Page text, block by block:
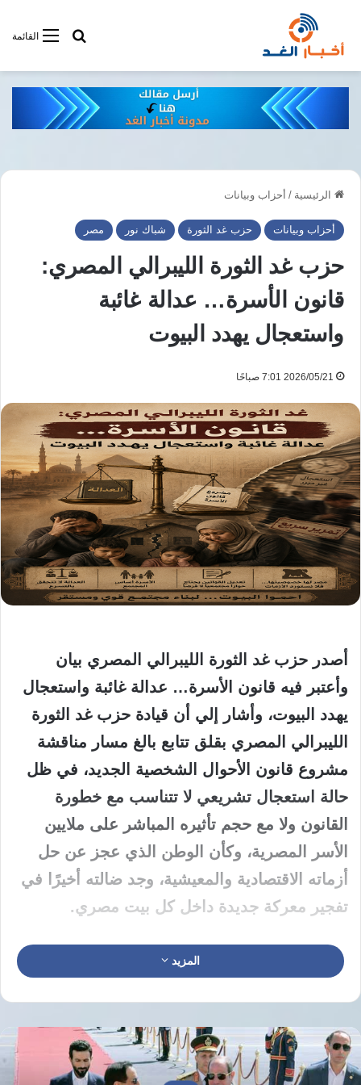
القائمةأبحت فى
الرئيسية / أحزاب وبيانات
أحزاب وبيانات حزب غد الثورة شباك نور مصر
حزب غد الثورة الليبرالي المصري:
قانون الأسرة… عدالة غائبة
واستعجال يهدد البيوت
2026/05/21 7:01 صباحًا
أصدر حزب غد الثورة الليبرالي المصري بيان
وأعتبر فيه قانون الأسرة… عدالة غائبة واستعجال
يهدد البيوت، وأشار إلي أن قيادة حزب غد الثورة
الليبرالي المصري بقلق تتابع بالغ مسار مناقشة
مشروع قانون الأحوال الشخصية الجديد، في ظل
حالة استعجال تشريعي لا تتناسب مع خطورة
القانون ولا مع حجم تأثيره المباشر على ملايين
الأسر المصرية، وكأن الوطن الذي عجز عن حل
أزماته الاقتصادية والمعيشية، وجد ضالته أخيرًا في
تفجير معركة جديدة داخل كل بيت مصري.
يؤكد الحزب أن قوانين الأسرة ليست مواد إجرائية
عابرة، ولا بنودًا قابلة للتجريب السياسي أو
الاستقرار النفسي والإنساني للمجتمع كله، وأي
اختلال فيها سيدفع ثمنه الأطفال أولًا، ثم المجتمع
المزيد